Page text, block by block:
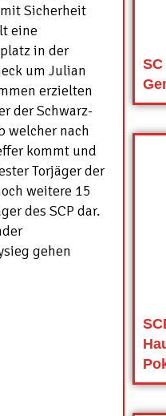
Sicherheit
eine
in der
um Julian
erzielten
der Schwarz-
welcher nach
kommt und
Torjäger der
weitere 15
des SCP dar.
gehen